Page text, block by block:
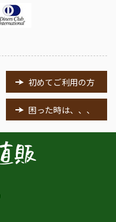
初めてご利用の方
困った時は、、、